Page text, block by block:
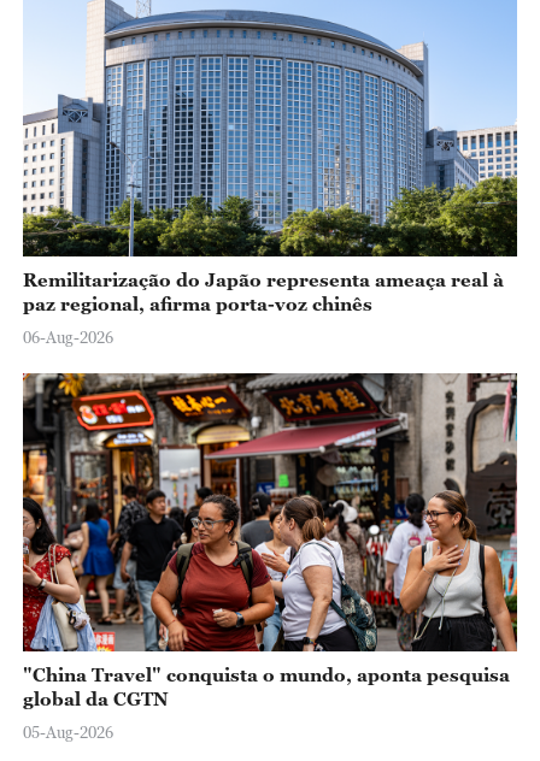
Remilitarização do Japão representa ameaça real à
paz regional, afirma porta-voz chinês
06-Aug-2026
"China Travel" conquista o mundo, aponta pesquisa
global da CGTN
05-Aug-2026